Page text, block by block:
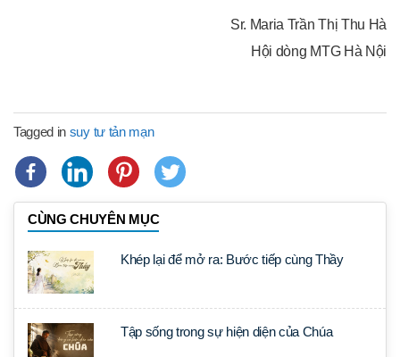
Sr. Maria Trần Thị Thu Hà
Hội dòng MTG Hà Nội
Tagged in suy tư tản mạn
CÙNG CHUYÊN MỤC
Khép lại để mở ra: Bước tiếp cùng Thầy
Tập sống trong sự hiện diện của Chúa